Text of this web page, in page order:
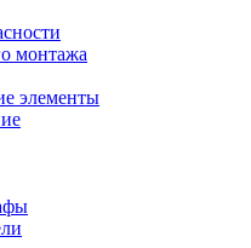
монтажа
элементы